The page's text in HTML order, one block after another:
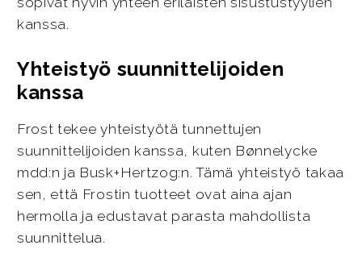
kanssa.
Yhteistyö suunnittelijoiden
kanssa
Frost tekee yhteistyötä tunnettujen
suunnittelijoiden kanssa, kuten Bønnelycke
mdd:n ja Busk+Hertzog:n. Tämä yhteistyö takaa
sen, että Frostin tuotteet ovat aina ajan
hermolla ja edustavat parasta mahdollista
suunnittelua.